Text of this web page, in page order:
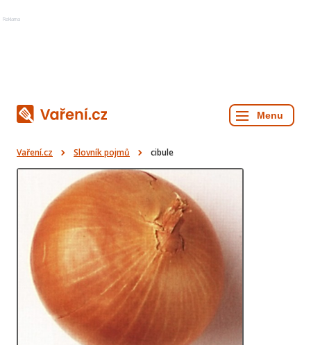
Reklama
Vaření.cz Slovník pojmů cibule